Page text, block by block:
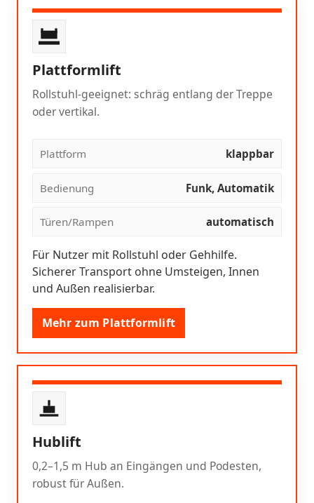
Plattformlift
Rollstuhl-geeignet: schräg entlang der Treppe
oder vertikal.
Plattform klappbar
Bedienung Funk, Automatik
Türen/Rampen automatisch
Für Nutzer mit Rollstuhl oder Gehhilfe.
Sicherer Transport ohne Umsteigen, Innen
und Außen realisierbar.
Mehr zum Plattformlift
Hublift
0,2–1,5 m Hub an Eingängen und Podesten,
robust für Außen.